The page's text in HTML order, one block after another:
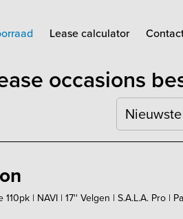
Lease calculator
occasions
| NAVI | 17'' Velgen | S.A.L.A. Pro |